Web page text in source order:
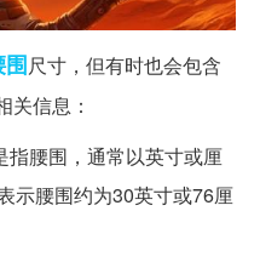
围尺寸，但有时也会包含
关信息：
指腰围，通常以英寸或厘
示腰围约为30英寸或76厘